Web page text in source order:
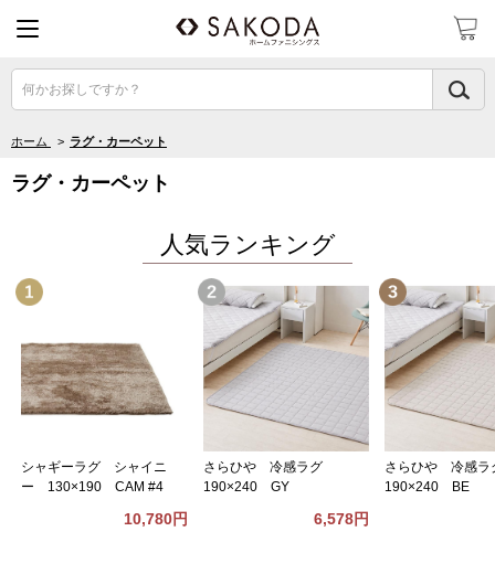
何かお探しですか？
ホーム > ラグ・カーペット
ラグ・カーペット
人気ランキング
シャギーラグ シャイニ
ー 130×190 CAM #4
10,780円
さらひや 冷感ラグ
190×240 GY
6,578円
さらひや 冷感
190×240 BE